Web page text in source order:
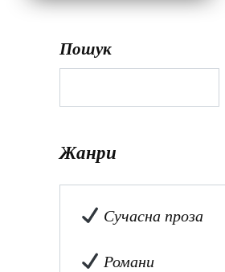
Пошук
Жанри
Сучасна проза
Романи